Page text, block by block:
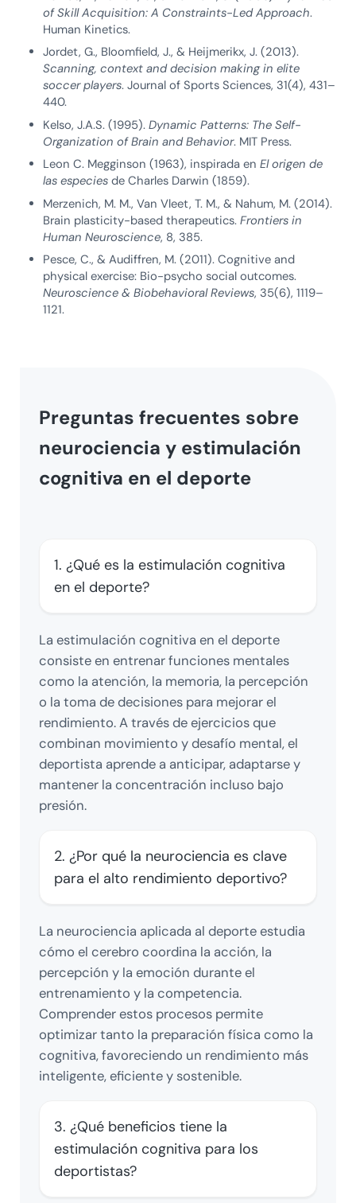
of Skill Acquisition: A Constraints-Led Approach.
Human Kinetics.
Jordet, G., Bloomfield, J., & Heijmerikx, J. (2013).
Scanning, context and decision making in elite
soccer players. Journal of Sports Sciences, 31(4), 431–
440.
Kelso, J.A.S. (1995).Dynamic Patterns: The Self-
Organization of Brain and Behavior. MIT Press.
Leon C. Megginson (1963), inspirada enEl origen de
las especiesde Charles Darwin (1859).
Merzenich, M. M., Van Vleet, T. M., & Nahum, M. (2014).
Brain plasticity-based therapeutics.Frontiers in
Human Neuroscience, 8, 385.
Pesce, C., & Audiffren, M. (2011). Cognitive and
physical exercise: Bio-psycho social outcomes.
Neuroscience & Biobehavioral Reviews, 35(6), 1119–
1121.
Preguntas frecuentes sobre
neurociencia y estimulación
cognitiva en el deporte
1. ¿Qué es la estimulación cognitiva
en el deporte?
La estimulación cognitiva en el deporte
consiste en entrenar funciones mentales
como la atención, la memoria, la percepción
o la toma de decisiones para mejorar el
rendimiento. A través de ejercicios que
combinan movimiento y desafío mental, el
deportista aprende a anticipar, adaptarse y
mantener la concentración incluso bajo
presión.
2. ¿Por qué la neurociencia es clave
para el alto rendimiento deportivo?
La neurociencia aplicada al deporte estudia
cómo el cerebro coordina la acción, la
percepción y la emoción durante el
entrenamiento y la competencia.
Comprender estos procesos permite
optimizar tanto la preparación física como la
cognitiva, favoreciendo un rendimiento más
inteligente, eficiente y sostenible.
3. ¿Qué beneficios tiene la
estimulación cognitiva para los
deportistas?